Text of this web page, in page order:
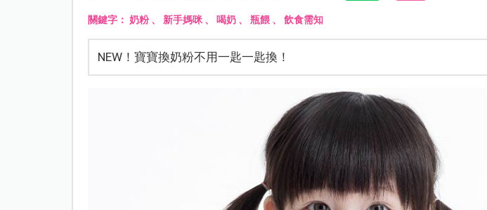
關鍵字： 奶粉、 新手媽咪、 喝奶、 瓶餵、 飲食需知
NEW！寶寶換奶粉不用一匙一匙換！